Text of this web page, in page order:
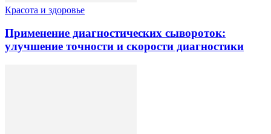
Красота и здоровье
Применение диагностических сывороток:
улучшение точности и скорости диагностики